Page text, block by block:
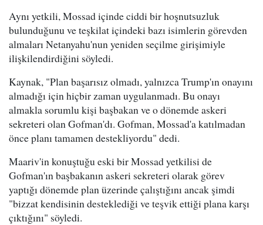
Aynı yetkili, Mossad içinde ciddi bir hoşnutsuzluk
bulunduğunu ve teşkilat içindeki bazı isimlerin görevden
almaları Netanyahu'nun yeniden seçilme girişimiyle
ilişkilendirdiğini söyledi.
Kaynak, "Plan başarısız olmadı, yalnızca Trump'ın onayını
almadığı için hiçbir zaman uygulanmadı. Bu onayı
almakla sorumlu kişi başbakan ve o dönemde askeri
sekreteri olan Gofman'dı. Gofman, Mossad'a katılmadan
önce planı tamamen destekliyordu" dedi.
Maariv'in konuştuğu eski bir Mossad yetkilisi de
Gofman'ın başbakanın askeri sekreteri olarak görev
yaptığı dönemde plan üzerinde çalıştığını ancak şimdi
"bizzat kendisinin desteklediği ve teşvik ettiği plana karşı
çıktığını" söyledi.